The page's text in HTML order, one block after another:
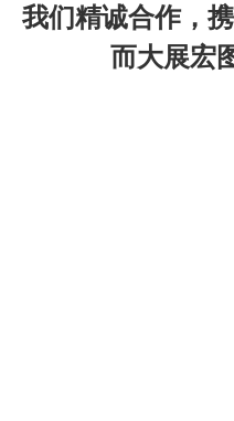
我们精诚合作，
而大展宏